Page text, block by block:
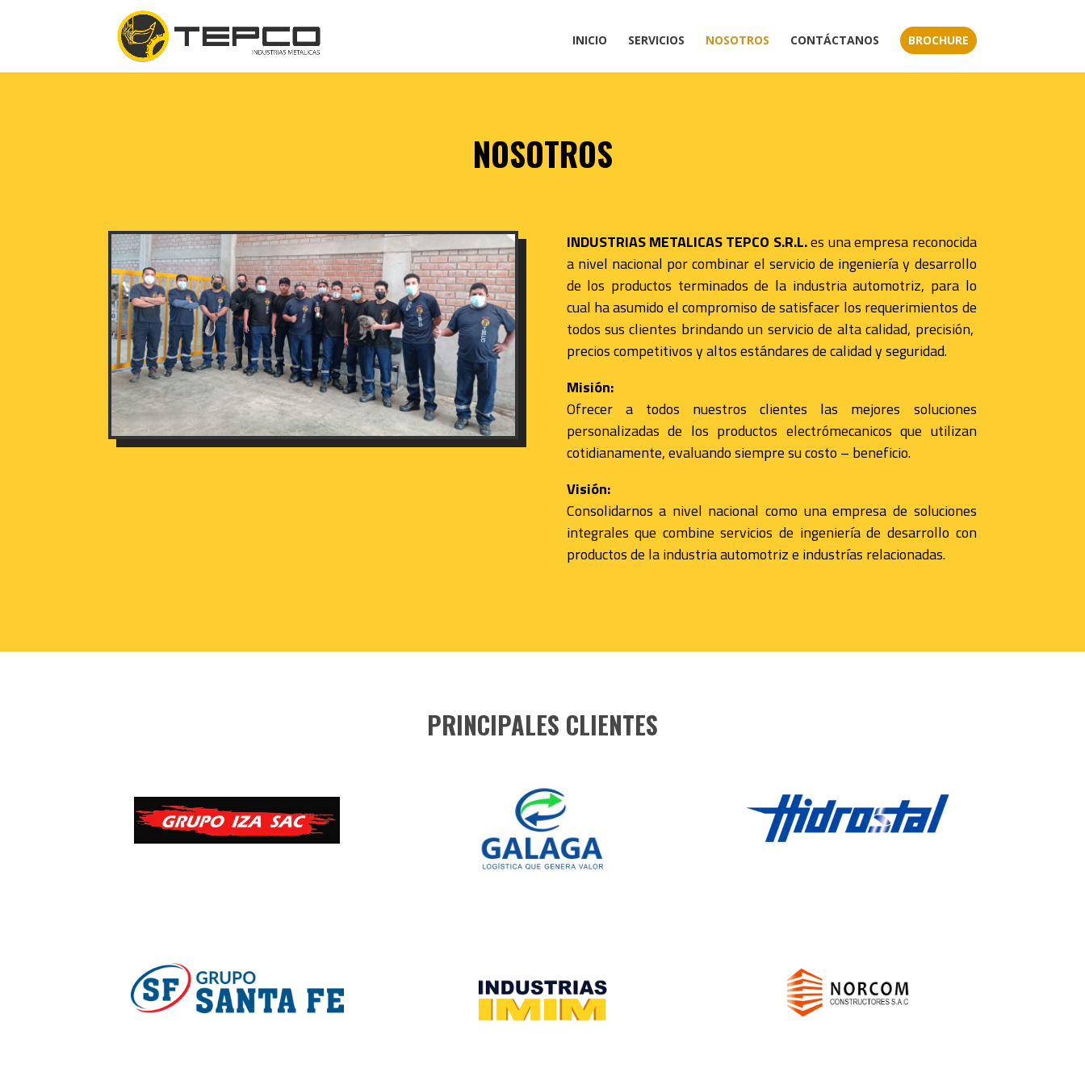
INICIO SERVICIOS NOSOTROS CONTÁCTANOS BROCHURE
NOSOTROS
INDUSTRIAS METALICAS TEPCO S.R.L.es una empresa reconocida
a nivel nacional por combinar el servicio de ingeniería y desarrollo
de los productos terminados de la industria automotriz, para lo
cual ha asumido el compromiso de satisfacer los requerimientos de
todos sus clientes brindando un servicio de alta calidad, precisión,
precios competitivos y altos estándares de calidad y seguridad.
Misión:
Ofrecer a todos nuestros clientes las mejores soluciones
personalizadas de los productos electrómecanicos que utilizan
cotidianamente, evaluando siempre su costo – beneficio.
Visión:
Consolidarnos a nivel nacional como una empresa de soluciones
integrales que combine servicios de ingeniería de desarrollo con
productos de la industria automotriz e industrías relacionadas.
PRINCIPALES CLIENTES